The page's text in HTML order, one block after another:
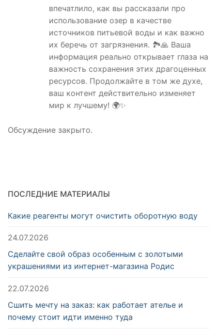
впечатлило, как вы рассказали про
использование озер в качестве
источников питьевой воды и как важно
их беречь от загрязнения. 🏞️🙏 Ваша
информация реально открывает глаза на
важность сохранения этих драгоценных
ресурсов. Продолжайте в том же духе,
ваш контент действительно изменяет
мир к лучшему! 🌍✨
Обсуждение закрыто.
ПОСЛЕДНИЕ МАТЕРИАЛЫ
Какие реагенты могут очистить оборотную воду
24.07.2026
Сделайте свой образ особенным с золотыми
украшениями из интернет-магазина Родис
22.07.2026
Сшить мечту на заказ: как работает ателье и
почему стоит идти именно туда